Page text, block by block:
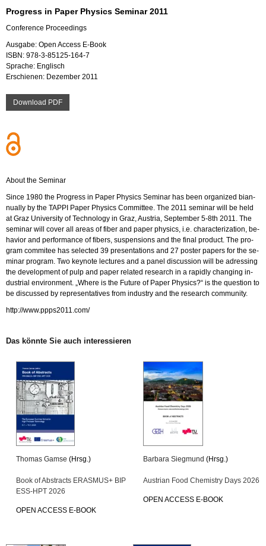
Pro­gress in Paper Phy­sics Se­mi­nar 2011
Con­fe­rence Pro­cee­dings
Aus­ga­be: Open Ac­cess E-Book
ISBN: 978-3-85125-164-7
Spra­che: Eng­lisch
Er­schie­nen: De­zem­ber 2011
Down­load PDF
About the Se­mi­nar
Since 1980 the Pro­gress in Paper Phy­sics Se­mi­nar has been or­ga­ni­zed bi­an­
nu­al­ly by the TAPPI Paper Phy­sics Com­mit­tee. The 2011 se­mi­nar will be held
at Graz Uni­ver­si­ty of Tech­no­lo­gy in Graz, Aus­tria, Sep­tem­ber 5-8th 2011. The
se­mi­nar will cover all areas of fiber and paper phy­sics, i.e. cha­rac­te­riza­t­i­on, be­
ha­vi­or and per­for­mance of fi­bers, sus­pen­si­ons and the final pro­duct. The pro­
gram com­mi­tee has selec­ted 39 pre­sen­ta­ti­ons and 27 pos­ter pa­pers for the se­
mi­nar pro­gram. Two keyno­te lec­tu­res and a panel dis­cus­sion will be adres­sing
the de­ve­lop­ment of pulp and paper re­la­ted re­se­arch in a ra­pidly chan­ging in­
dus­tri­al en­vi­ron­ment. „Where is the Fu­ture of Paper Phy­sics?“ is the ques­ti­on to
be dis­cus­sed by re­pre­sen­ta­ti­ves from in­dus­try and the re­se­arch com­mu­ni­ty.
http://​www.​ppps2011.​com/
Das könn­te Sie auch in­ter­es­sie­ren
Tho­mas Gamse (Hrsg.)
Book of Ab­stracts ERAS­MUS+ BIP
ESS-HPT 2026
OPEN AC­CESS E-BOOK
Bar­ba­ra Sieg­mund (Hrsg.)
Aus­tri­an Food Che­mis­try Days 2026
OPEN AC­CESS E-BOOK